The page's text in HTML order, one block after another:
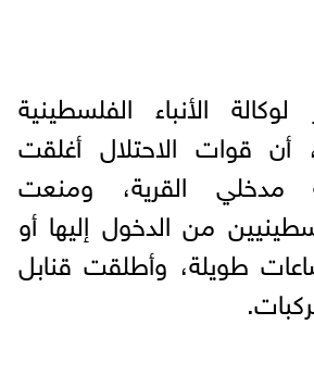
الأنباء الفلسطينية
أن قوات الاحتلال أغلقت
مدخلي القرية، ومنعت
من الدخول إليها أو
طويلة، وأطلقت قنابل